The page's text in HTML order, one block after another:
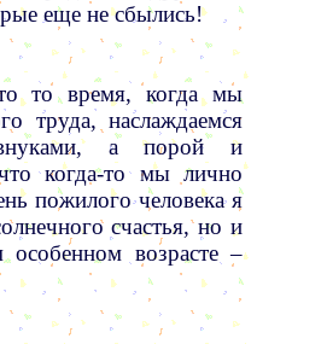
еще не сбылись!
то время, когда мы
труда, наслаждаемся
внуками, а порой и
когда-то мы лично
пожилого человека я
счастья, но и
возрасте –